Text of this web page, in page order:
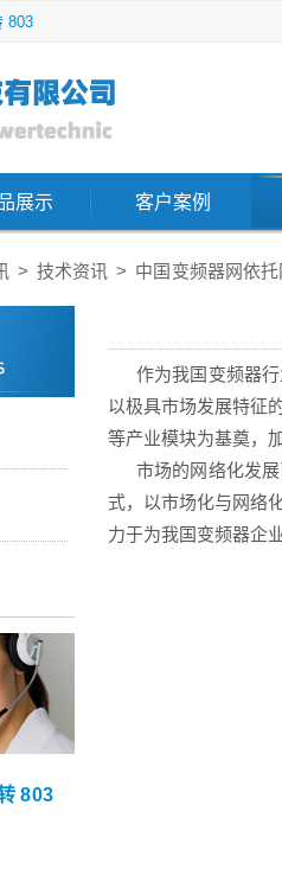
803
展示 客户案例
> 技术资讯 > 中国变频器网依
作为我国变频器行
以极具市场发展特征
等产业模块为基奠，
市场的网络化发展
式，以市场化与网络
力于为我国变频器企
803